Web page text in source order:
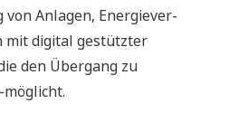
Anlagen, Energiever-
mit digital gestützter
den Übergang zu